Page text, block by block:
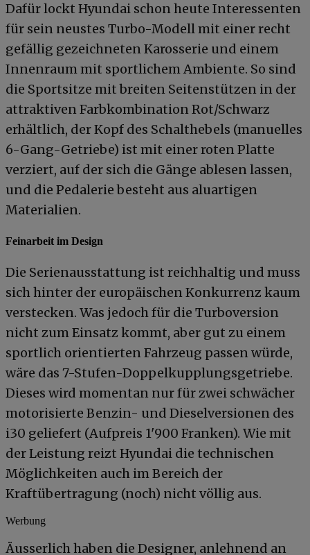
Dafür lockt Hyundai schon heute Interessenten
für sein neustes Turbo-Modell mit einer recht
gefällig gezeichneten Karosserie und einem
Innenraum mit sportlichem Ambiente. So sind
die Sportsitze mit breiten Seitenstützen in der
attraktiven Farbkombination Rot/Schwarz
erhältlich, der Kopf des Schalthebels (manuelles
6-Gang-Getriebe) ist mit einer roten Platte
verziert, auf der sich die Gänge ablesen lassen,
und die Pedalerie besteht aus aluartigen
Materialien.
Feinarbeit im Design
Die Serienausstattung ist reichhaltig und muss
sich hinter der europäischen Konkurrenz kaum
verstecken. Was jedoch für die Turboversion
nicht zum Einsatz kommt, aber gut zu einem
sportlich orientierten Fahrzeug passen würde,
wäre das 7-Stufen-Doppelkupplungsgetriebe.
Dieses wird momentan nur für zwei schwächer
motorisierte Benzin- und Dieselversionen des
i30 geliefert (Aufpreis 1'900 Franken). Wie mit
der Leistung reizt Hyundai die technischen
Möglichkeiten auch im Bereich der
Kraftübertragung (noch) nicht völlig aus.
Werbung
Äusserlich haben die Designer, anlehnend an